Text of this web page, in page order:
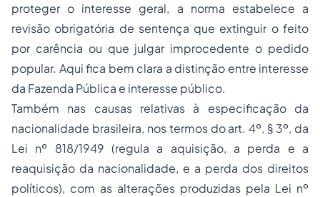
proteger o interesse geral, a norma estabelece a
revisão obrigatória de sentença que extinguir o feito
por carência ou que julgar improcedente o pedido
popular. Aqui fica bem clara a distinção entre interesse
da Fazenda Pública e interesse público.
Também nas causas relativas à especificação da
nacionalidade brasileira, nos termos do art. 4º, § 3º, da
Lei nº 818/1949 (regula a aquisição, a perda e a
reaquisição da nacionalidade, e a perda dos direitos
políticos), com as alterações produzidas pela Lei nº